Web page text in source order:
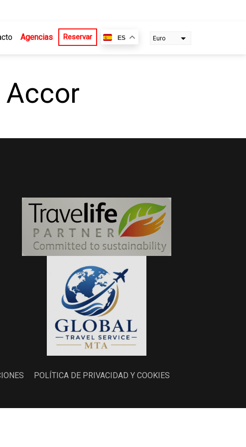
Agencias Reservar ES
Euro
Accor
POLÍTICA DE PRIVACIDAD Y COOKIES